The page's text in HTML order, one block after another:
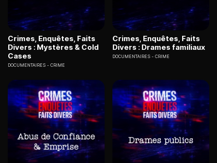
Crimes, Enquêtes, Faits
Divers : Mystères & Cold
Cases
DOCUMENTAIRES CRIME
Crimes, Enquêtes, Faits
Divers : Drames familiaux
DOCUMENTAIRES CRIME